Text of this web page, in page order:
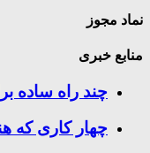
نماد مجوز
منابع خبری
چند راه‌ ساده
چهار کاری که